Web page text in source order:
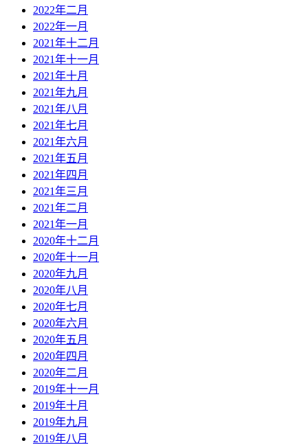
2022年二月
2022年一月
2021年十二月
2021年十一月
2021年十月
2021年九月
2021年八月
2021年七月
2021年六月
2021年五月
2021年四月
2021年三月
2021年二月
2021年一月
2020年十二月
2020年十一月
2020年九月
2020年八月
2020年七月
2020年六月
2020年五月
2020年四月
2020年二月
2019年十一月
2019年十月
2019年九月
2019年八月